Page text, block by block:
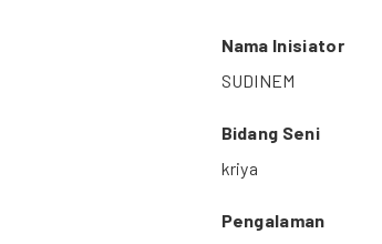
Nama Inisiator
SUDINEM
Bidang Seni
kriya
Pengalaman